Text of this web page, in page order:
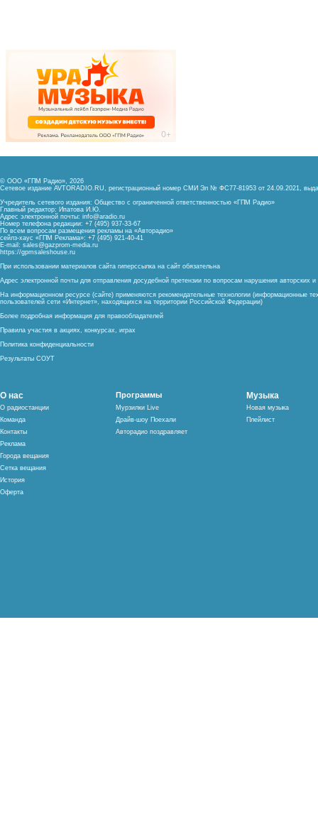
© ООО «ГПМ Радио», 2026
Сетевое издание AVTORADIO.RU, регистрационный номер СМИ Эл № ФС77-81953 от 24.09.2021,
Учредитель сетевого издания: Общество с ограниченной ответственностью «ГПМ Радио»
Главный редактор: Ипатова И.Ю.
Адрес электронной почты: info@aradio.ru
Номер телефона редакции: +7 (495) 937-33-67
По всем вопросам размещения рекламы на «Авторадио»
сейлз-хаус «ГПМ Реклама»: +7 (495) 921-40-41
E-mail: sales@gazprom-media.ru
https://gpmsaleshouse.ru
При использовании материалов сайта гиперссылка на сайт обязательна
Адрес электронной почты для отправления досудебной претензии по вопросам нарушения авторских
На информационном ресурсе (сайте) применяются рекомендательные технологии (информационные
пользователей сети «Интернет», находящихся на территории Российской Федерации)
Более подробная информация для правообладателей
Правила участия в акциях, конкурсах, играх
Политика конфиденциальности
Результаты СОУТ
О нас
О радиостанции
Команда
Контакты
Реклама
Города вещания
Сетка вещания
История
Оферта
Программы
Мурзилки Live
Драйв-шоу Поехали
Авторадио поздравляет
Музыка
Новая музыка
Плейлист